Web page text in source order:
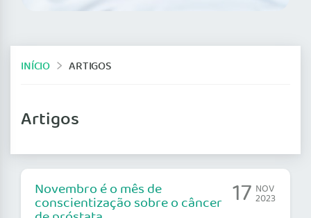
INÍCIO ARTIGOS
Artigos
Novembro é o mês de
conscientização sobre o câncer 17 NOV
2023